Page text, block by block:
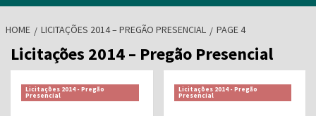
HOME LICITAÇÕES 2014 – PREGÃO PRESENCIAL PAGE 4
Licitações 2014 – Pregão Presencial
Licitações 2014 - Pregão
Presencial
Licitações 2014 - Pregão
Presencial